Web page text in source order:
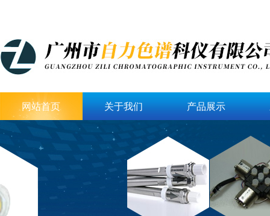
网站首页 关于我们 产品展示